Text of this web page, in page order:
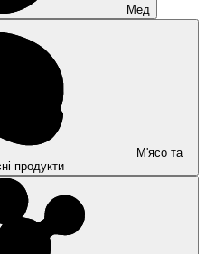
Мед
М'ясо та
продукти